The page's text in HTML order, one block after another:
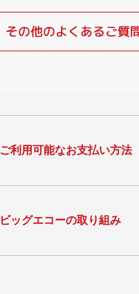
その他のよくあるご質
ご利用可能なお支払い方法
ビッグエコーの取り組み